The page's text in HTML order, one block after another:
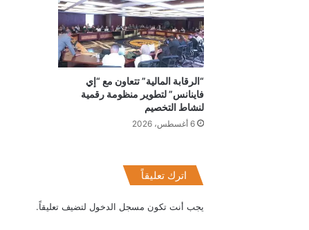
“الرقابة المالية” تتعاون مع “إي
فاينانس” لتطوير منظومة رقمية
لنشاط التخصيم
6 أغسطس، 2026
اترك تعليقاً
يجب أنت تكون مسجل الدخول لتضيف تعليقاً.